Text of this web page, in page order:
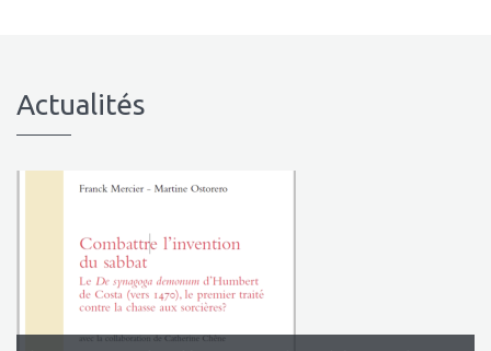
Actualités